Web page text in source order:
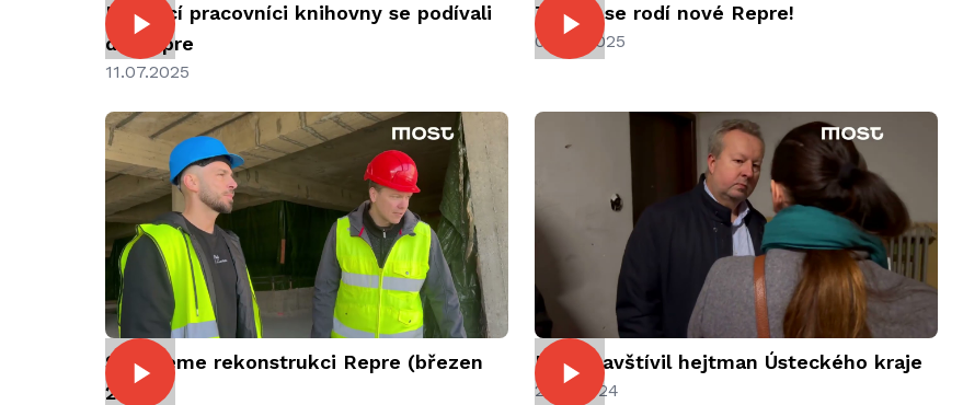
Budoucí pracovníci knihovny se podívali
do Repre
11.07.2025
Takhle se rodí nové Repre!
04.07.2025
Sledujeme rekonstrukci Repre (březen
2025)
Most navštívil hejtman Ústeckého kraje
27.12.2024